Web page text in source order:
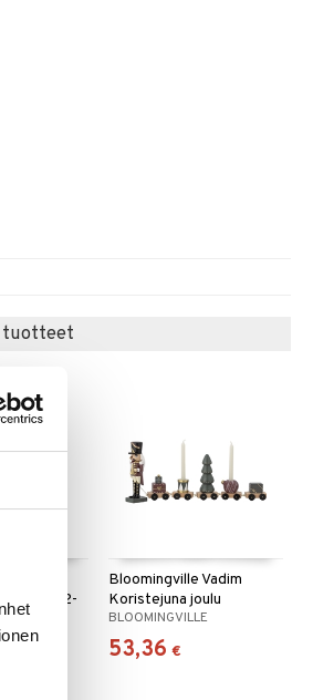
38cm 2-
Bloomingville Vadim
Koristejuna joulu
BLOOMINGVILLE
53,36 €